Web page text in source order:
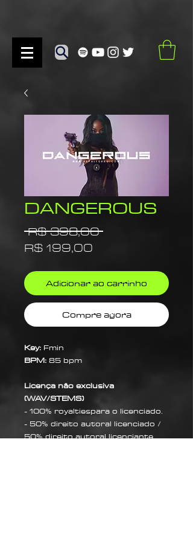
DANGEROUS
R$ 398,00 Preço
R$ 199,00
Adicionar ao carrinho
Compre agora
Key: Fmin
BPM:85 bpm
Licença não exclusiva
(WAV/STEMS)
- 100% royaltiespara o licenciado.
- 50% direito autoral licenciado /
50% direito autoral licenciante.